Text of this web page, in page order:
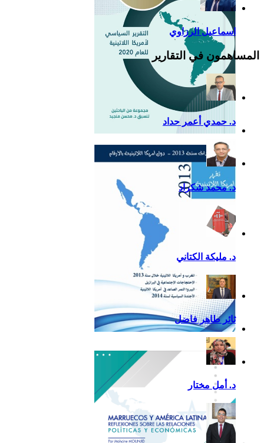
التقرير السياسي لأمريكا
اللاتينية للعام 2020
تقرير أمريكا اللاتينية لسنة
2013
اسماعيل الرزاوي
المساهمون في التقارير
د. حمدي أعمر حداد
د. محمد شكراد
د. مليكة الكتاني
ثائر طاهر فاضل
د. أمل مختار